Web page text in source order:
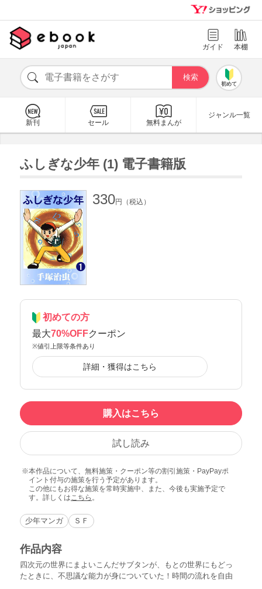
ガイド 本棚
初めて
新刊 セール 無料まんが
ジャンル一覧
ふしぎな少年 (1) 電子書籍版
330円（税込）
初めての方
最大70%OFFクーポン
※値引上限等条件あり
詳細・獲得はこちら
購入はこちら
試し読み
本作品について、無料施策・クーポン等の割引施策・PayPayポ
イント付与の施策を行う予定があります。
この他にもお得な施策を常時実施中、また、今後も実施予定で
す。詳しくはこちら 。
少年マンガ ＳＦ
作品内容
四次元の世界にまよいこんだサブタンが、もとの世界にもどっ
たときに、不思議な能力が身についていた！時間の流れを自由